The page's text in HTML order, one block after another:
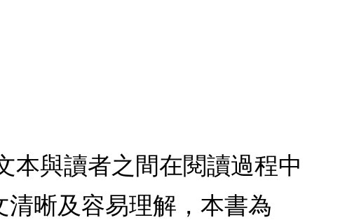
本與讀者之間在閱讀過程中
晰及容易理解，本書為